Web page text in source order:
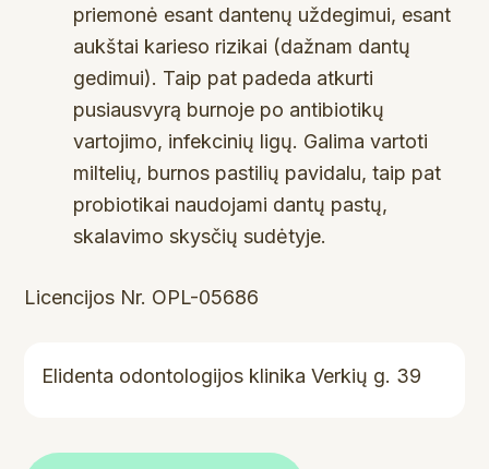
priemonė esant dantenų uždegimui, esant
aukštai karieso rizikai (dažnam dantų
gedimui). Taip pat padeda atkurti
pusiausvyrą burnoje po antibiotikų
vartojimo, infekcinių ligų. Galima vartoti
miltelių, burnos pastilių pavidalu, taip pat
probiotikai naudojami dantų pastų,
skalavimo skysčių sudėtyje.
Licencijos Nr. OPL-05686
Elidenta odontologijos klinika Verkių g. 39